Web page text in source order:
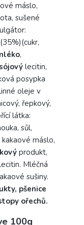
máslo,
sušené
,
lecitin,
posypka
oleje v
řepkový,
látka:
sůl,
máslo,
produkt,
Mléčná
sušiny.
pšenice
ořechů.
100g